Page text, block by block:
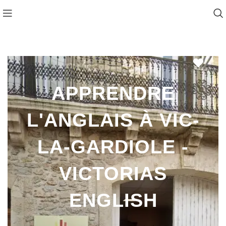
APPRENDRE
L'ANGLAIS À VIC-
LA-GARDIOLE -
VICTORIAS
ENGLISH